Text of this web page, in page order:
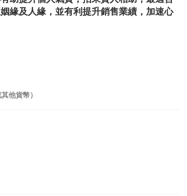
緣及人緣，並有利提升銷售業績，加速心
他貨幣）